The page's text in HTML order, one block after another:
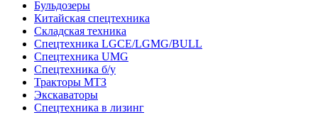
Бульдозеры
Китайская спецтехника
Складская техника
Спецтехника LGCE/LGMG/BULL
Спецтехника UMG
Спецтехника б/у
Тракторы МТЗ
Экскаваторы
Спецтехника в лизинг